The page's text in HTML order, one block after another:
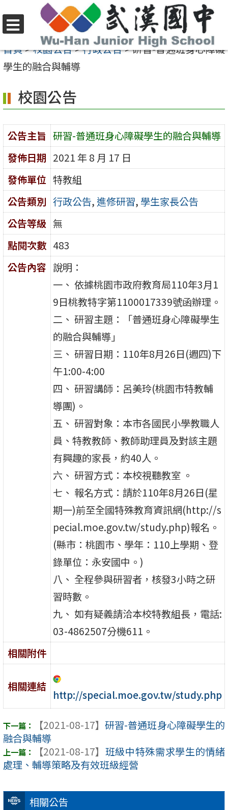
至
要
容
區
選
單
首頁>校園公告>行政公告>研習-普通班身心障礙
學生的融合與輔導
相關公告
校園公告
公告主旨 研習-普通班身心障礙學生的融合與輔導
發佈日期 2021 年 8 月 17 日
發佈單位 特教組
公告類別 行政公告,進修研習, 學生家長公告
公告等級 無
點閱次數 483
公告內容 說明：
一、 依據桃園市政府教育局110年3月1
9日桃教特字第1100017339號函辦理。
二、 研習主題：「普通班身心障礙學生
的融合與輔導」
三、 研習日期：110年8月26日(週四)下
午1:00-4:00
四、 研習講師：呂美玲(桃園市特教輔
導團)。
五、 研習對象：本市各國民小學教職人
員、特教教師、教師助理員及對該主題
有興趣的家長，約40人。
六、 研習方式：本校視聽教室 。
七、 報名方式：請於110年8月26日(星
期一)前至全國特殊教育資訊網(http://s
pecial.moe.gov.tw/study.php)報名。
(縣市：桃園市、學年：110上學期、登
錄單位：永安國中。)
八、 全程參與研習者，核發3小時之研
習時數。
九、 如有疑義請洽本校特教組長，電話:
03-4862507分機611。
相關附件
相關連結
http://special.moe.gov.tw/study.php
【2021-08-17】 研習-普通班身心障礙學生的
融合與輔導
【2021-08-17】 班級中特殊需求學生的情緒
處理、輔導策略及有效班級經營